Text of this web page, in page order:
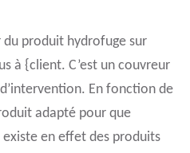
du produit hydrofuge sur
à {client. C’est un couvreur
En fonction de
adapté pour que
en effet des produits